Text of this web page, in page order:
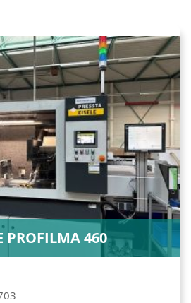
PROFILMA 460